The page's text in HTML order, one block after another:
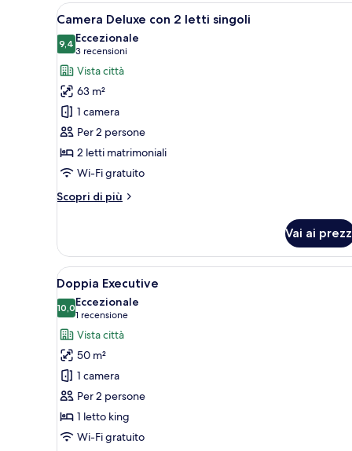
Apri
tutte
le
foto
per
Camera
Deluxe
con
2
letti
singoli
Una moderna camera
4
Camera Deluxe con 2 letti singoli
9,49,4 su 10
Eccezionale
3 recensioni
(3
recensioni)
Vista città
63 m²
1 camera
Per 2 persone
2 letti matrimoniali
Wi-Fi gratuito
Scopri di più
Altri
Deluxe
con
2
letti
singoli
Vai ai
Apri
tutte
le
foto
per
Doppia
Executive
Una moderna camera
3
Doppia Executive
10,010,0 su 10
Eccezionale
1 recensione
(1
recensione)
Vista città
50 m²
1 camera
Per 2 persone
1 letto king
Wi-Fi gratuito